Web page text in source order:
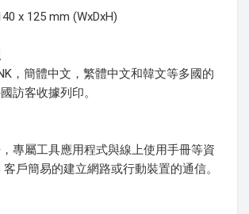
x 125 mm (WxDxH)
，簡體中文，繁體中文和韓文等多國的
訪客收據列印。
專屬工具應用程式與線上使用手冊等資
客戶簡易的建立網路或行動裝置的通信。